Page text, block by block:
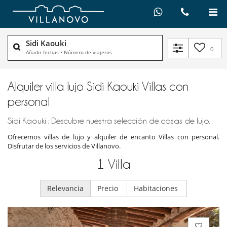
Sidi Kaouki
Añadir fechas • Número de viajeros 0
Alquiler villa lujo Sidi Kaouki Villas con
personal
Sidi Kaouki : Descubre nuestra selección de casas de lujo.
Ofrecemos villas de lujo y alquiler de encanto Villas con personal.
Disfrutar de los servicios de Villanovo.
1 Villa
Relevancia Precio Habitaciones